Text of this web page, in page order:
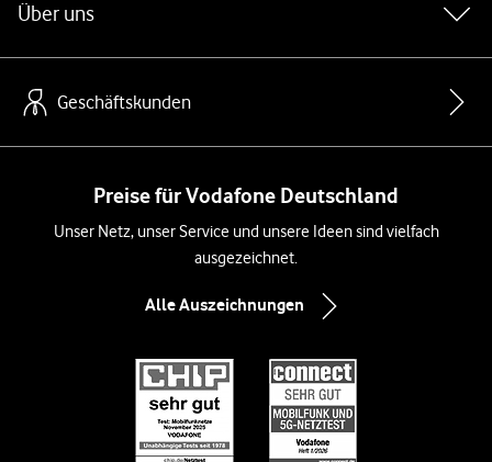
Über uns
Geschäftskunden
Preise für Vodafone Deutschland
Unser Netz, unser Service und unsere Ideen sind vielfach
ausgezeichnet.
Alle Auszeichnungen